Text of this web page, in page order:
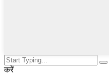
करें